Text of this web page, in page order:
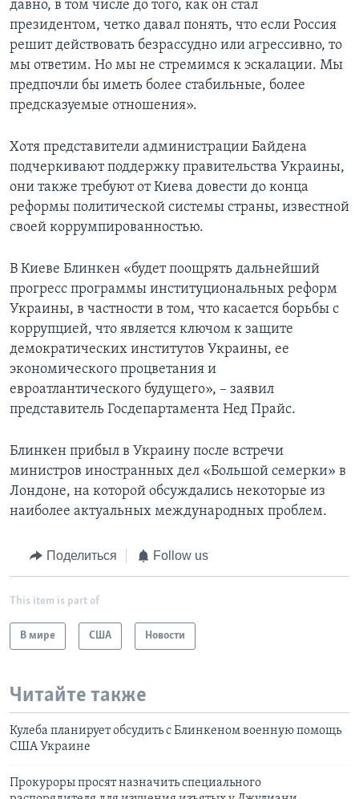
давно, в том числе до того, как он стал
президентом, четко давал понять, что если Россия
решит действовать безрассудно или агрессивно, то
мы ответим. Но мы не стремимся к эскалации. Мы
предпочли бы иметь более стабильные, более
предсказуемые отношения».
Хотя представители администрации Байдена
подчеркивают поддержку правительства Украины,
они также требуют от Киева довести до конца
реформы политической системы страны, известной
своей коррумпированностью.
В Киеве Блинкен «будет поощрять дальнейший
прогресс программы институциональных реформ
Украины, в частности в том, что касается борьбы с
коррупцией, что является ключом к защите
демократических институтов Украины, ее
экономического процветания и
евроатлантического будущего», – заявил
представитель Госдепартамента Нед Прайс.
Блинкен прибыл в Украину после встречи
министров иностранных дел «Большой семерки» в
Лондоне, на которой обсуждались некоторые из
наиболее актуальных международных проблем.
Поделиться Follow us
This item is part of
В мире США Новости
Читайте также
Кулеба планирует обсудить с Блинкеном военную помощь
США Украине
Прокуроры просят назначить специального